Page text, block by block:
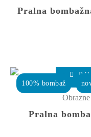
Pralna
100% bombaž
Pralna